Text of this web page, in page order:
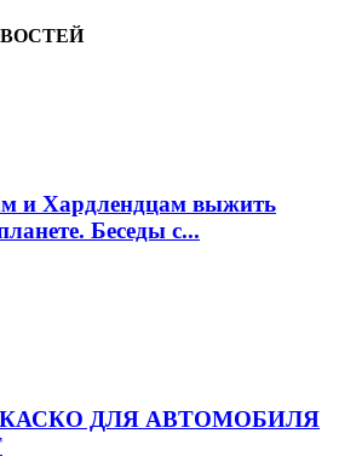
и Хардлендцам выжить
Беседы с...
ДЛЯ АВТОМОБИЛЯ